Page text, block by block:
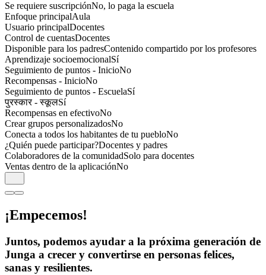
Se requiere suscripciónNo, lo paga la escuela
Enfoque principalAula
Usuario principalDocentes
Control de cuentasDocentes
Disponible para los padresContenido compartido por los profesores
Aprendizaje socioemocionalSí
Seguimiento de puntos - InicioNo
Recompensas - InicioNo
Seguimiento de puntos - EscuelaSí
पुरस्कार - स्कूलSí
Recompensas en efectivoNo
Crear grupos personalizadosNo
Conecta a todos los habitantes de tu puebloNo
¿Quién puede participar?Docentes y padres
Colaboradores de la comunidadSolo para docentes
Ventas dentro de la aplicaciónNo
¡Empecemos!
Juntos, podemos ayudar a la próxima generación de
Junga a crecer y convertirse en personas felices,
sanas y resilientes.